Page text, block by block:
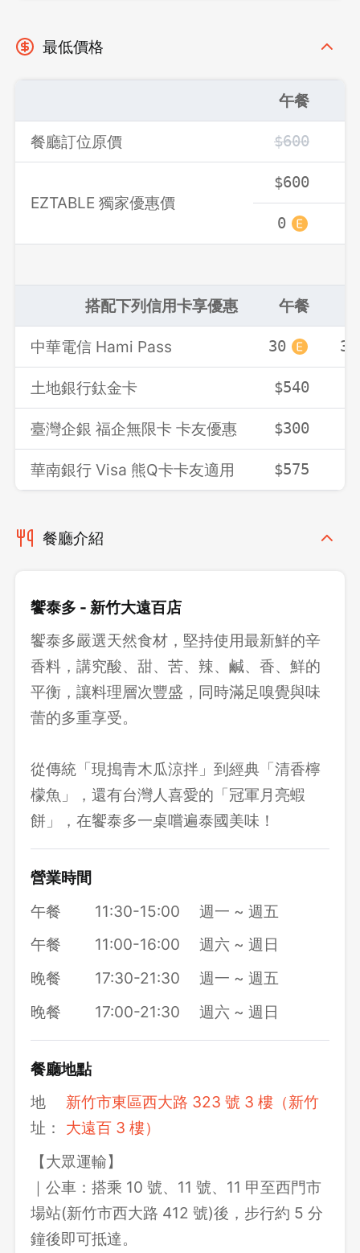
最低價格
午餐
餐廳訂位原價 $600
EZTABLE 獨家優惠價
$600
0
搭配下列信用卡享優惠 午餐
中華電信 Hami Pass 30 30
土地銀行鈦金卡 $540
臺灣企銀 福企無限卡 卡友優惠 $300
華南銀行 Visa 熊Q卡卡友適用 $575
餐廳介紹
饗泰多 - 新竹大遠百店
饗泰多嚴選天然食材，堅持使用最新鮮的辛
香料，講究酸、甜、苦、辣、鹹、香、鮮的
平衡，讓料理層次豐盛，同時滿足嗅覺與味
蕾的多重享受。
從傳統「現搗青木瓜涼拌」到經典「清香檸
檬魚」，還有台灣人喜愛的「冠軍月亮蝦
餅」，在饗泰多一桌嚐遍泰國美味！
營業時間
午餐
11:30-15:00
週一 ~ 週五
午餐
11:00-16:00
週六 ~ 週日
晚餐
17:30-21:30
週一 ~ 週五
晚餐
17:00-21:30 週六 ~ 週日
餐廳地點
地
址：
新竹市東區西大路 323 號 3 樓（新竹
大遠百 3 樓）
【大眾運輸】
｜公車：搭乘 10 號、11 號、11 甲至西門市
場站(新竹市西大路 412 號)後，步行約 5 分
鐘後即可抵達。